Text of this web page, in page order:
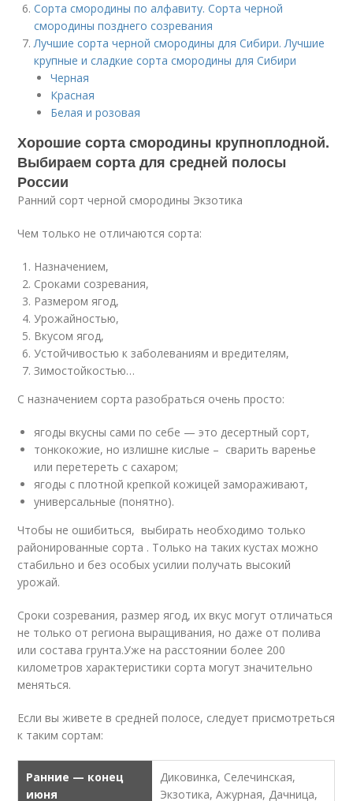
Сорта смородины по алфавиту. Сорта черной
смородины позднего созревания
Лучшие сорта черной смородины для Сибири. Лучшие
крупные и сладкие сорта смородины для Сибири
Черная
Красная
Белая и розовая
Хорошие сорта смородины крупноплодной.
Выбираем сорта для средней полосы
России
Ранний сорт черной смородины Экзотика
Чем только не отличаются сорта:
Назначением,
Сроками созревания,
Размером ягод,
Урожайностью,
Вкусом ягод,
Устойчивостью к заболеваниям и вредителям,
Зимостойкостью…
С назначением сорта разобраться очень просто:
ягоды вкусны сами по себе — это десертный сорт,
тонкокожие, но излишне кислые – сварить варенье
или перетереть с сахаром;
ягоды с плотной крепкой кожицей замораживают,
универсальные (понятно).
Чтобы не ошибиться, выбирать необходимо только
районированные сорта . Только на таких кустах можно
стабильно и без особых усилии получать высокий
урожай.
Сроки созревания, размер ягод, их вкус могут отличаться
не только от региона выращивания, но даже от полива
или состава грунта.Уже на расстоянии более 200
километров характеристики сорта могут значительно
меняться.
Если вы живете в средней полосе, следует присмотреться
к таким сортам:
Ранние — конец
июня
Диковинка, Селечинская,
Экзотика, Ажурная, Дачница,